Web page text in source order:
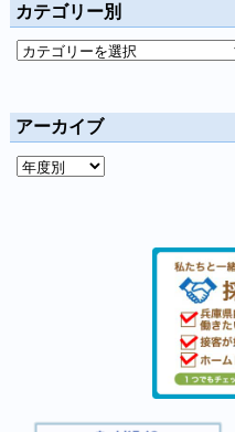
カテゴリー別
アーカイブ